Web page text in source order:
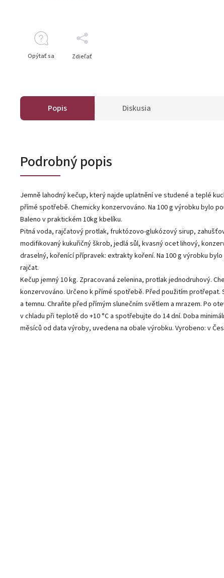
Opýtať sa Zdieľať
Popis Diskusia
Podrobný popis
Jemně lahodný kečup, který najde uplatnění ve studené a teplé
přímé spotřebě. Chemicky konzervováno. Na 100 g výrobku bylo
Baleno v praktickém 10kg kbelíku.
Pitná voda, rajčatový protlak, fruktózovo-glukózový sirup,
modifikovaný kukuřičný škrob, jedlá sůl, kvasný ocet lihový,
draselný, kořenící přípravek: extrakty koření. Na 100 g výrobku
rajčat.
Kečup jemný 10 kg. Zpracovaná zelenina, protlak jednodruhový.
konzervováno. Určeno k přímé spotřebě. Před použitím protřepat.
a temnu. Chraňte před přímým slunečním světlem a mrazem. Po
v chladu při teplotě do +10 °C a spotřebujte do 14 dní. Doba
měsíců od data výroby, uvedena na obale výrobku. Vyrobeno: v